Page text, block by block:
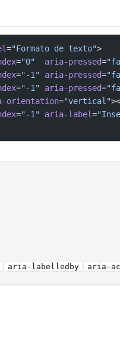
="Formato de texto">
="0"
  aria-pressed
=
="-1" aria-pressed=
="-1" aria-pressed=
orientation="vertical"
="-1" aria-label=
aria-labelledby aria-